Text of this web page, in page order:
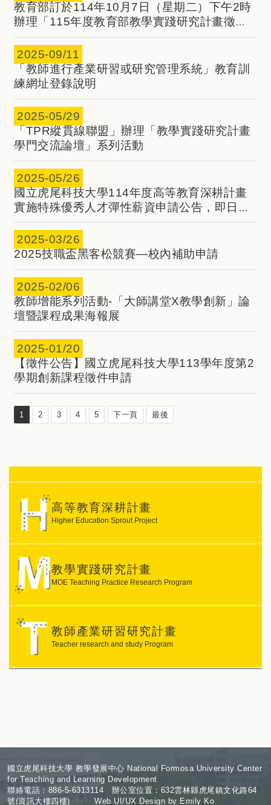
教育部訂於114年10月7日（星期二）下午2時
辦理「115年度教育部教學實踐研究計畫徵件
說明會(線上)」，請有興趣之教師共同參與
2025-09/11
「教師進行產業研習或研究管理系統」教育訓
練網址登錄說明
2025-05/29
「TPR縱貫線聯盟」辦理「教學實踐研究計畫
學門交流論壇」系列活動
2025-05/26
國立虎尾科技大學114年度高等教育深耕計畫
實施特殊優秀人才彈性薪資申請公告，即日起
至6/22(日) 23:59止。
2025-03/26
2025技職盃黑客松競賽—校內補助申請
2025-02/06
教師增能系列活動-「大師講堂X教學創新」論
壇暨課程成果海報展
2025-01/20
【徵件公告】國立虎尾科技大學113學年度第2
學期創新課程徵件申請
1 2 3 4 5 下一頁 最後
高等教育深耕計畫
Higher Education Sprout Project
教學實踐研究計畫
MOE Teaching Practice Research Program
教師產業研習研究計畫
Teacher research and study Program
國立虎尾科技大學 教學發展中心 National Formosa University Center
for Teaching and Learning Development
聯絡電話：886-5-6313114 辦公室位置：632雲林縣虎尾鎮文化路64
號(資訊大樓四樓) Web UI/UX Design by Emily Ko